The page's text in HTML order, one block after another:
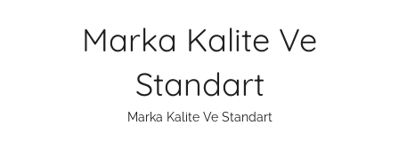
Marka Kalite Ve
Standart
Marka Kalite Ve Standart